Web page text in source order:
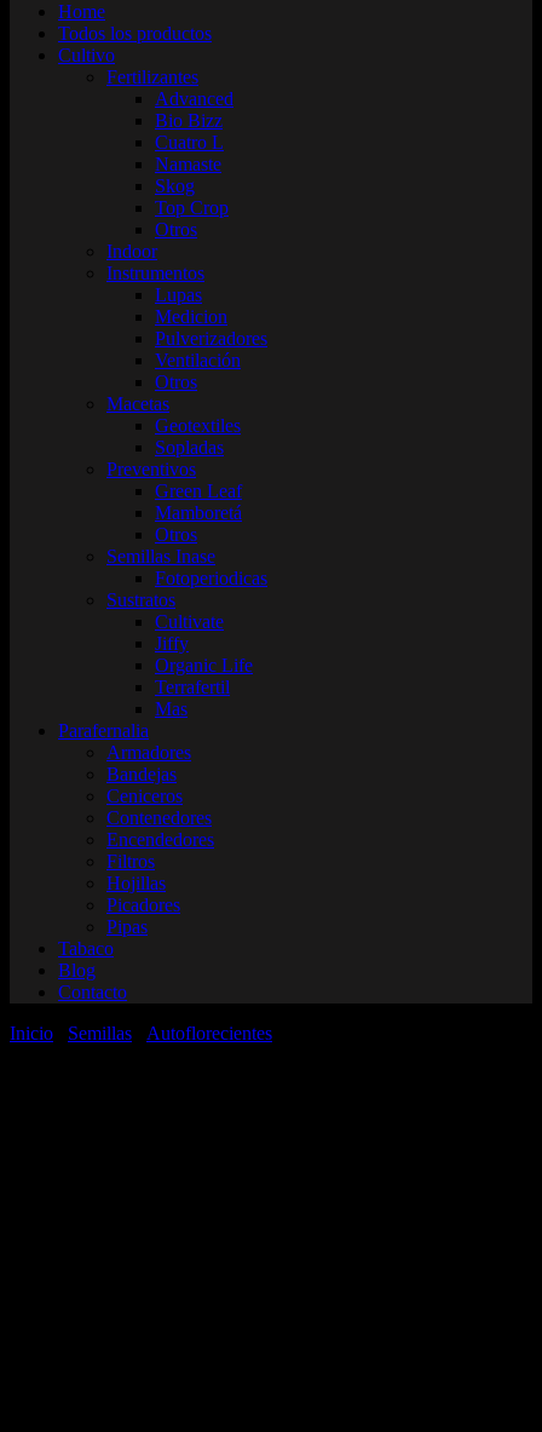
Home
Todos los productos
Cultivo
Fertilizantes
Advanced
Bio Bizz
Cuatro L
Namaste
Skog
Top Crop
Otros
Indoor
Instrumentos
Lupas
Medicion
Pulverizadores
Ventilación
Otros
Macetas
Geotextiles
Sopladas
Preventivos
Green Leaf
Mamboretá
Otros
Semillas Inase
Fotoperiodicas
Sustratos
Cultivate
Jiffy
Organic Life
Terrafertil
Mas
Parafernalia
Armadores
Bandejas
Ceniceros
Contenedores
Encendedores
Filtros
Hojillas
Picadores
Pipas
Tabaco
Blog
Contacto
Inicio
Semillas Autoflorecientes